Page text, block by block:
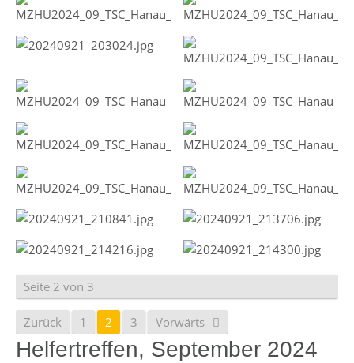
Seite 2 von 3
Zurück 1 2 3 Vorwärts
Helfertreffen, September 2024